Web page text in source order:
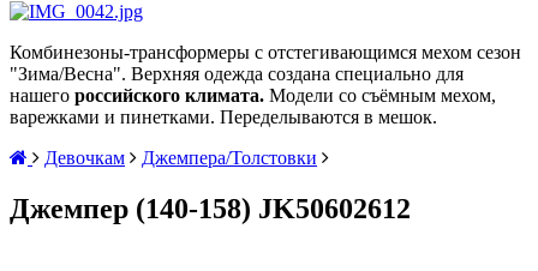
Комбинезоны-трансформеры с отстегивающимся мехом сезон
"Зима/Весна". Верхняя одежда создана специально для
нашего российского климата. Модели со съёмным мехом,
варежками и пинетками. Переделываются в мешок.
Девочкам
Джемпера/Толстовки
Джемпер (140-158) JK50602612